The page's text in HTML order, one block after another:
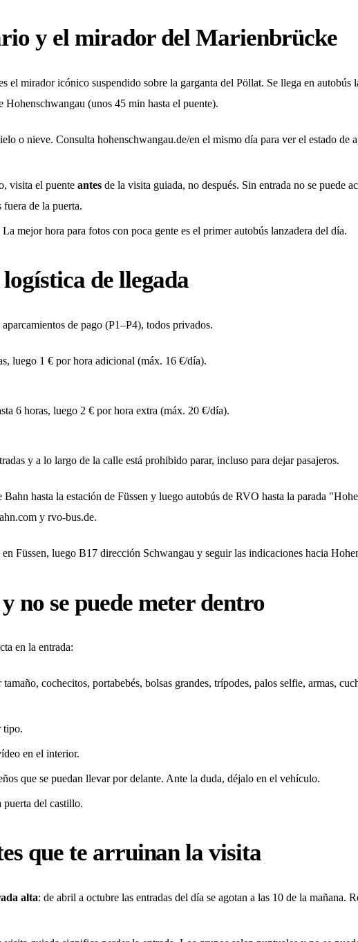
y el mirador del Marienbrücke
el mirador icónico suspendido sobre la garganta del Pöllat. Se llega en autobús
Hohenschwangau (unos 45 min hasta el puente).
o nieve. Consulta hohenschwangau.de/en el mismo día para ver el estado de
visita el puente antesde la visita guiada, no después. Sin entrada no se puede
fuera de la puerta.
mejor hora para fotos con poca gente es el primer autobús lanzadera del día.
de llegada
de pago (P1–P4), todos privados.
luego 1 € por hora adicional (máx. 16 €/día).
6 horas, luego 2 € por hora extra (máx. 20 €/día).
y a lo largo de la calle está prohibido parar, incluso para dejar pasajeros.
hasta la estación de Füssen y luego autobús de RVO hasta la parada
y rvo-bus.de.
Füssen, luego B17 dirección Schwangau y seguir las indicaciones hacia
no se puede meter dentro
en la entrada:
cochecitos, portabebés, bolsas grandes, trípodes, palos selfie, armas,
tipo.
en el interior.
que se puedan llevar por delante. Ante la duda, déjalo en el vehículo.
del castillo.
que te arruinan la visita
alta: de abril a octubre las entradas del día se agotan a las 10 de la mañana.